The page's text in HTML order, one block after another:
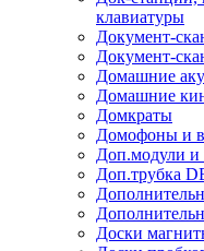
клавиатуры
Документ-
Документ-
Домашние
Домашние
Домкраты
Домофоны и
Доп.модули
Доп.трубка
Доски